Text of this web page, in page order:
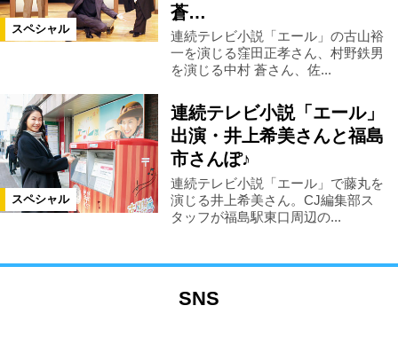
スペシャル
蒼…
連続テレビ小説「エール」の古山裕
一を演じる窪田正孝さん、村野鉄男
を演じる中村 蒼さん、佐...
スペシャル
連続テレビ小説「エール」
出演・井上希美さんと福島
市さんぽ♪
連続テレビ小説「エール」で藤丸を
演じる井上希美さん。CJ編集部ス
タッフが福島駅東口周辺の...
SNS